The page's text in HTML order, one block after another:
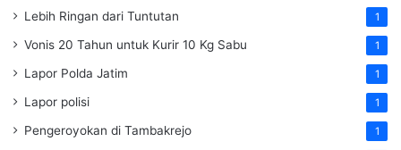
Lebih Ringan dari Tuntutan 1
Vonis 20 Tahun untuk Kurir 10 Kg Sabu 1
Lapor Polda Jatim 1
Lapor polisi 1
Pengeroyokan di Tambakrejo 1